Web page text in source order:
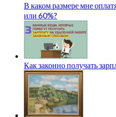
В каком размере мне
или 60%?
Как законно получать